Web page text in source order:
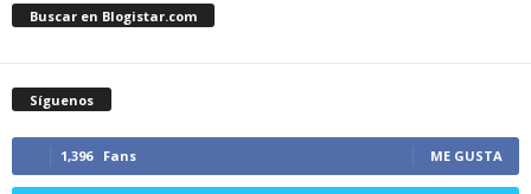
Buscar en Blogistar.com
Síguenos
1,396 Fans ME GUSTA